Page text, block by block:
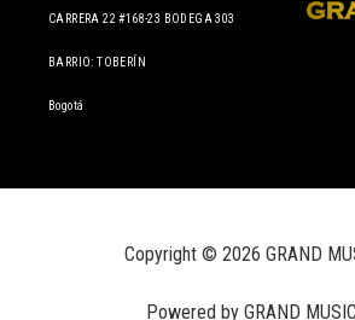
CARRERA 22 #168-23 BODEGA 303
BARRIO: TOBERÍN
Bogotá
Copyright © 2026 GRAND
Powered by GRAND